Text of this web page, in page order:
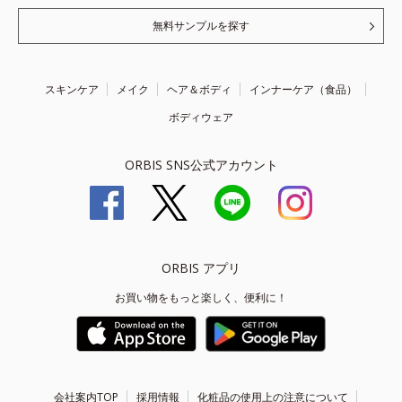
無料サンプルを探す
スキンケア メイク ヘア＆ボディ
インナーケア（食品）
ボディウェア
ORBIS SNS公式アカウント
ORBIS アプリ
お買い物をもっと楽しく、便利に！
会社案内TOP 採用情報 化粧品の使用上の注意について